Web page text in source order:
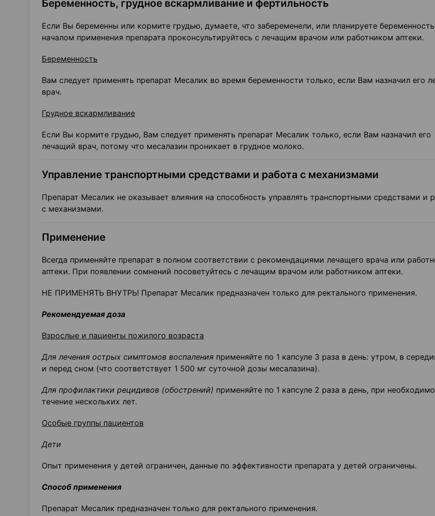
Беременность, грудное вскармливание и фертильность
Если Вы беременны или кормите грудью, думаете, что забеременели, или планируете
началом применения препарата проконсультируйтесь с лечащим врачом или работником аптеки.
Беременность
Вам следует применять препарат Месалик во время беременности только, если Вам назначил его
врач.
Грудное вскармливание
Если Вы кормите грудью, Вам следует применять препарат Месалик только, если Вам назначил его
лечащий врач, потому что месалазин проникает в грудное молоко.
Управление транспортными средствами и работа с механизмами
Препарат Месалик не оказывает влияния на способность управлять транспортными средствами и
с механизмами.
Применение
Всегда применяйте препарат в полном соответствии с рекомендациями лечащего врача или
аптеки. При появлении сомнений посоветуйтесь с лечащим врачом или работником аптеки.
НЕ ПРИМЕНЯТЬ ВНУТРЬ! Препарат Месалик предназначен только для ректального применения.
Рекомендуемая доза
Взрослые и пациенты пожилого возраста
Для лечения острых симптомов воспаления применяйте по 1 капсуле 3 раза в день: утром, в
и перед сном (что соответствует 1 500 мг суточной дозы месалазина).
Для профилактики рецидивов (обострений) применяйте по 1 капсуле 2 раза в день, при
течение нескольких лет.
Особые группы пациентов
Дети
Опыт применения у детей ограничен, данные по эффективности препарата у детей ограничены.
Способ применения
Препарат Месалик предназначен только для ректального применения.